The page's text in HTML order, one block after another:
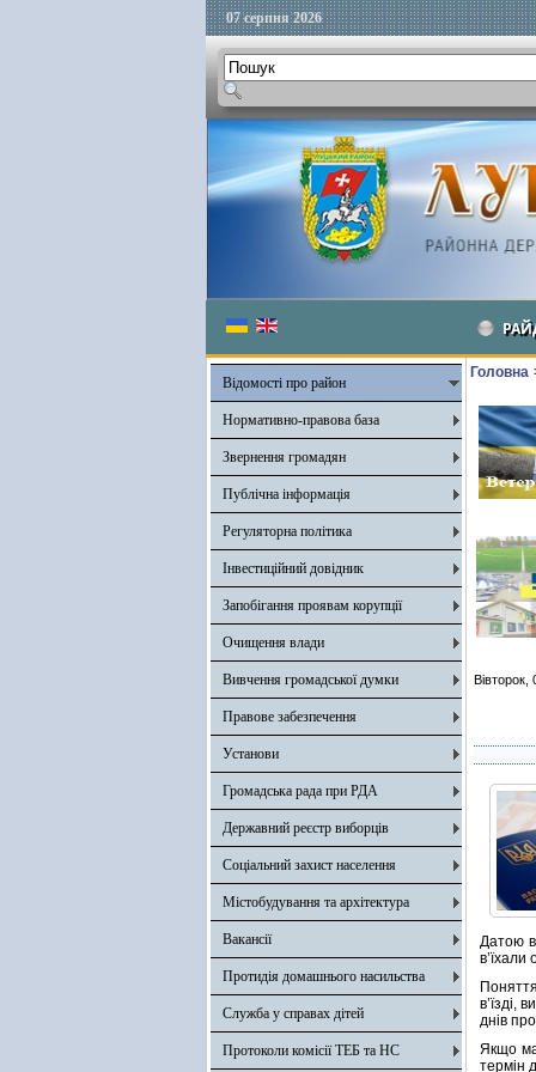
07 серпня 2026
Відомості про район
Нормативно-правова база
Звернення громадян
Публічна інформація
Регуляторна політика
Інвестиційний довідник
Запобігання проявам корупції
Очищення влади
Вивчення громадської думки
Правове забезпечення
Установи
Громадська рада при РДА
Державний реєстр виборців
Соціальний захист населення
Містобудування та архітектура
Вакансії
Протидія домашнього насильства
Служба у справах дітей
Протоколи комісії ТЕБ та НС
Головна
Датою
в’їзді,
днів
Якщо
термін